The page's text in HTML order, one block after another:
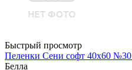
Быстрый просмотр
Пеленки Сени софт 40х60 №30
Белла